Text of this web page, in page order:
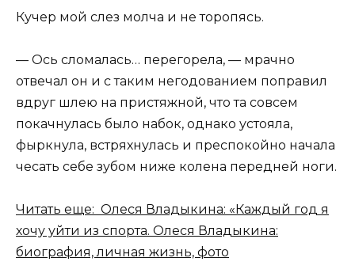
Кучер мой слез молча и не торопясь.
— Ось сломалась… перегорела, — мрачно
отвечал он и с таким негодованием поправил
вдруг шлею на пристяжной, что та совсем
покачнулась было набок, однако устояла,
фыркнула, встряхнулась и преспокойно начала
чесать себе зубом ниже колена передней ноги.
Читать еще: Олеся Владыкина: «Каждый год я
хочу уйти из спорта. Олеся Владыкина:
биография, личная жизнь, фото